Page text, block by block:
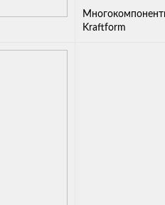
Kraftform